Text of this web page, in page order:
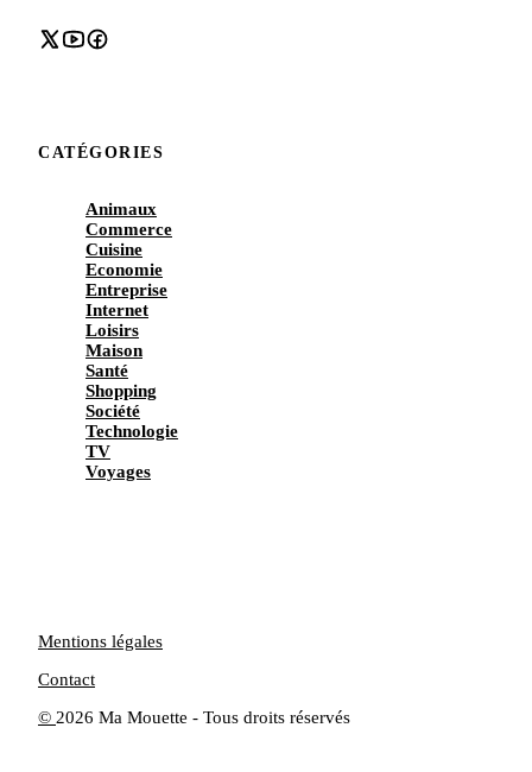
CATÉGORIES
Animaux
Commerce
Cuisine
Economie
Entreprise
Internet
Loisirs
Maison
Santé
Shopping
Société
Technologie
TV
Voyages
© 2026 Ma Mouette - Tous droits réservés
Mentions légales
Contact